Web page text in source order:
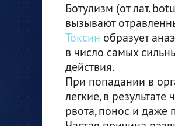
Ботулизм (от лат.
вызывают
Токсин образует
в число самых
действия.
При попадании в
легкие, в
рвота, понос и даже